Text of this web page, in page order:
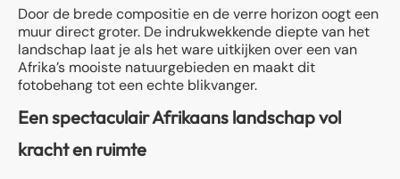
Door de brede compositie en de verre horizon oogt een
muur direct groter. De indrukwekkende diepte van het
landschap laat je als het ware uitkijken over een van
Afrika’s mooiste natuurgebieden en maakt dit
fotobehang tot een echte blikvanger.
Een spectaculair Afrikaans landschap vol
kracht en ruimte